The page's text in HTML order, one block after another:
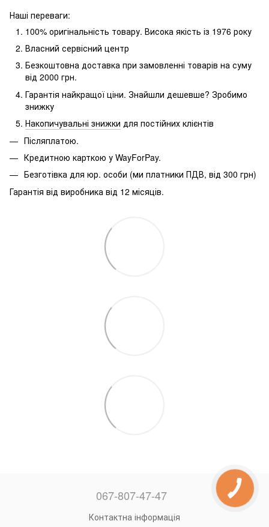
Наші переваги:
100% оригінальність товару. Висока якість із 1976 року
Власний сервісний центр
Безкоштовна доставка при замовленні товарів на суму
від 2000 грн.
Гарантія найкращої ціни. Знайшли дешевше? Зробимо
знижку
Накопичувальні знижки для постійних клієнтів
Післяплатою.
Кредитною карткою у WayForPay.
Безготівка для юр. особи (ми платники ПДВ, від 300 грн)
Гарантія від виробника від 12 місяців.
067-807-47-47
Контактна інформація